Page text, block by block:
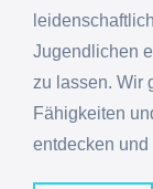
Jugendlichen
zu lassen. Wir
Fähigkeiten
entdecken und